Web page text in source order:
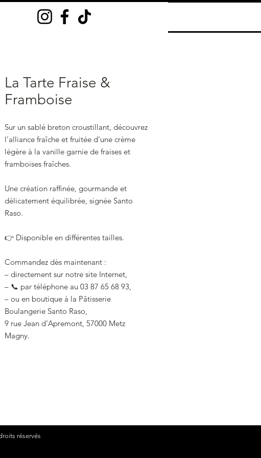
La Tarte Fraise &
Framboise
Sur un sablé breton croustillant, découvrez
l’alliance fraîche et fruitée d’une crème
légère à la vanille garnie de fraises et
framboises fraîches.
Une création raffinée, gourmande et
délicatement équilibrée, signée Santo
Raso.
👉 Disponible en différentes tailles.
Commandez dès maintenant :
– directement sur notre site Internet,
– 📞 par téléphone au 03 87 65 68 93,
– ou en boutique à la Pâtisserie
Boulangerie Santo Raso,
9 rue Jean d’Apremont, 57000 Metz
Magny.
réservés